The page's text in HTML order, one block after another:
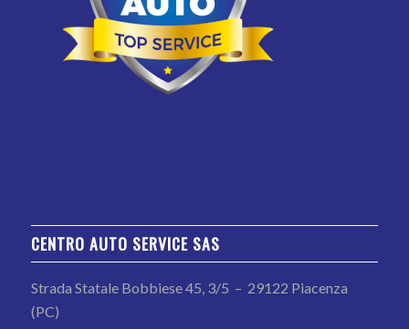
CENTRO AUTO SERVICE SAS
Strada Statale Bobbiese 45, 3/5 – 29122 Piacenza
(PC)